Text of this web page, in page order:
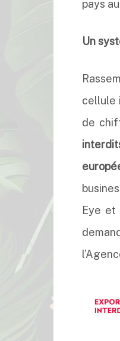
pays
Un
cellule
de
Eye et